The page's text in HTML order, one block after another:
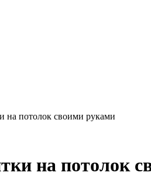
на потолок своими руками
на потолок